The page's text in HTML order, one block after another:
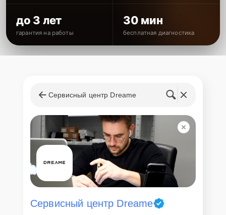
до 3 лет
гарантия на работы
30 мин
бесплатная диагностика
Сервисный центр Dreame
Сервисный центр Dreame